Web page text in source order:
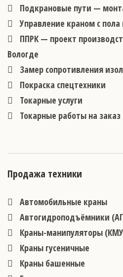
Подкрановые пути —
Управление краном с
ППРК — проект
Вологде
Замер сопротивления
Покраска спецтехники
Токарные услуги
Токарные работы на заказ
Продажа техники
Автомобильные краны
Автогидроподъёмники
Краны-манипуляторы
Краны гусеничные
Краны башенные